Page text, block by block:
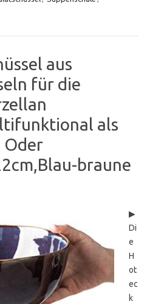
aus
für die
als
Oder
braune
▶
Di
e
H
ot
ec
k